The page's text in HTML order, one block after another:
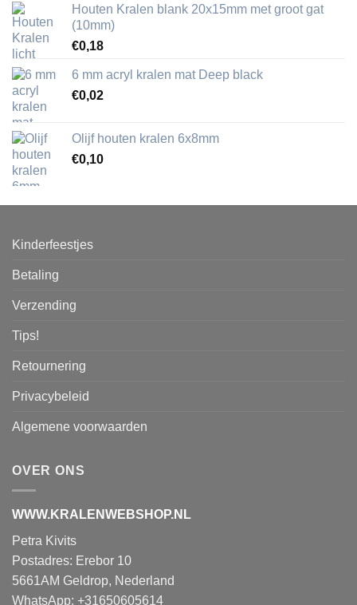
Houten Kralen blank 20x15mm met groot gat
(10mm)
€0,18
6 mm acryl kralen mat Deep black
€0,02
Olijf houten kralen 6x8mm
€0,10
Kinderfeestjes
Betaling
Verzending
Tips!
Retournering
Privacybeleid
Algemene voorwaarden
OVER ONS
WWW.KRALENWEBSHOP.NL
Petra Kivits
Postadres: Erebor 10
5661AM Geldrop, Nederland
WhatsApp: +31650605614